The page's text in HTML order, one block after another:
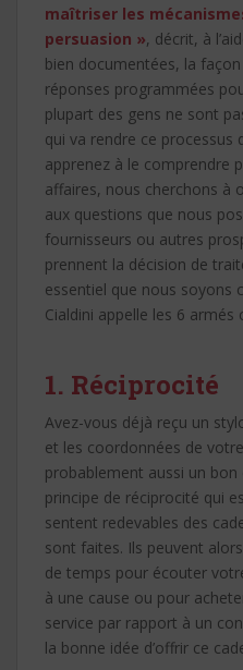
maîtriser les
persuasion », décrit, à
bien documentées, la
réponses programmées
plupart des gens ne sont
qui va rendre ce processus
apprenez à le comprendre
affaires, nous cherchons à
aux questions que nous
fournisseurs ou autres
prennent la décision de
essentiel que nous soyons
Cialdini appelle les 6 armés
1. Réciprocité
Avez-vous déjà reçu un
et les coordonnées de
probablement aussi un bon
principe de réciprocité qui
sentent redevables des
sont faites. Ils peuvent
de temps pour écouter
à une cause ou pour
service par rapport à un
la bonne idée d’offrir ce